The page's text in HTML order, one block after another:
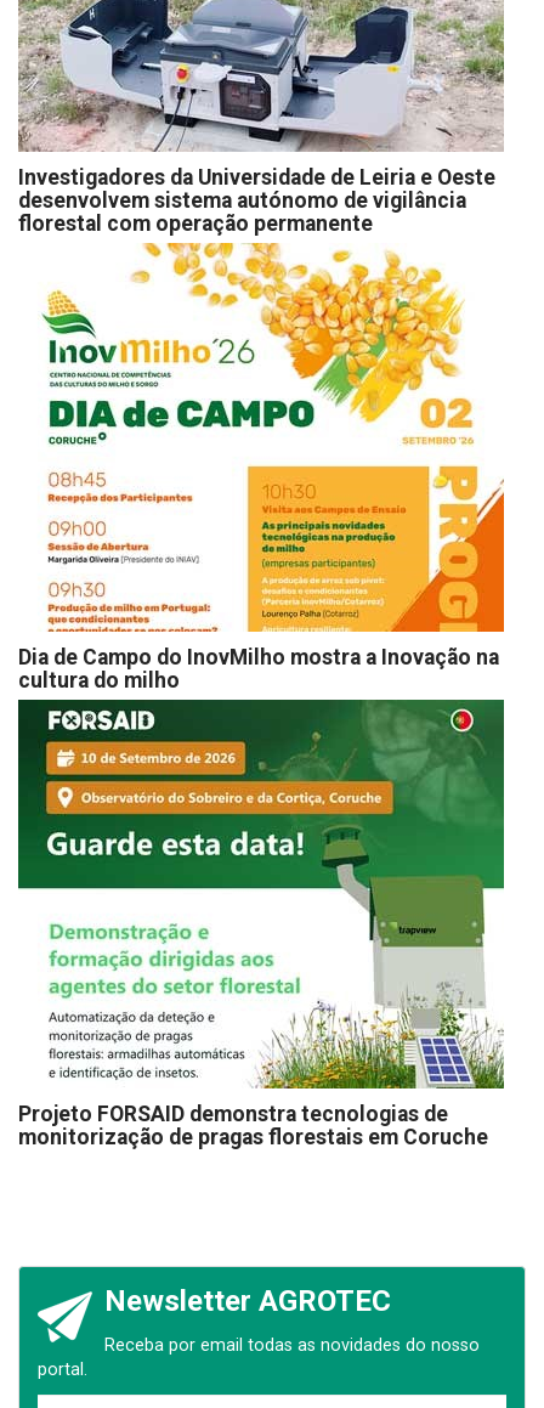
Investigadores da Universidade de Leiria e Oeste
desenvolvem sistema autónomo de vigilância
florestal com operação permanente
Dia de Campo do InovMilho mostra a Inovação na
cultura do milho
Projeto FORSAID demonstra tecnologias de
monitorização de pragas florestais em Coruche
Newsletter AGROTEC
Receba por email todas as novidades do nosso
portal.